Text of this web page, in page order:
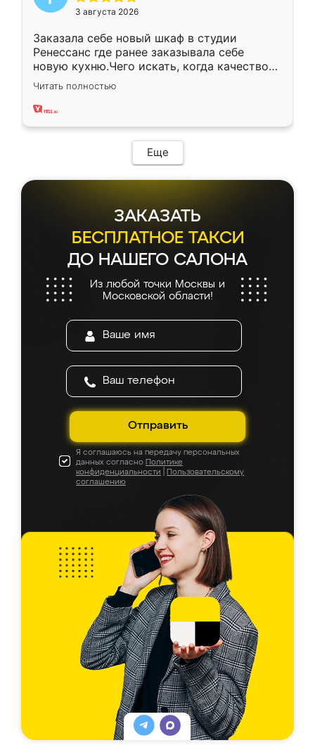
3 августа 2026
Заказала себе новый шкаф в студии
Ренессанс где ранее заказывала себе
новую кухню.Чего искать, когда качеством
вполне довольна. Служит кухня уже почти
два года, нареканий нет.
Читать полностью
Еще
ЗАКАЗАТЬ
БЕСПЛАТНОЕ ТАКСИ
ДО НАШЕГО САЛОНА
Из любой точки Москвы и
Московской области!
Отправить
Я соглашаюсь на передачу персональных
данных согласно Политике
конфиденциальности
Пользовательскому
соглашению